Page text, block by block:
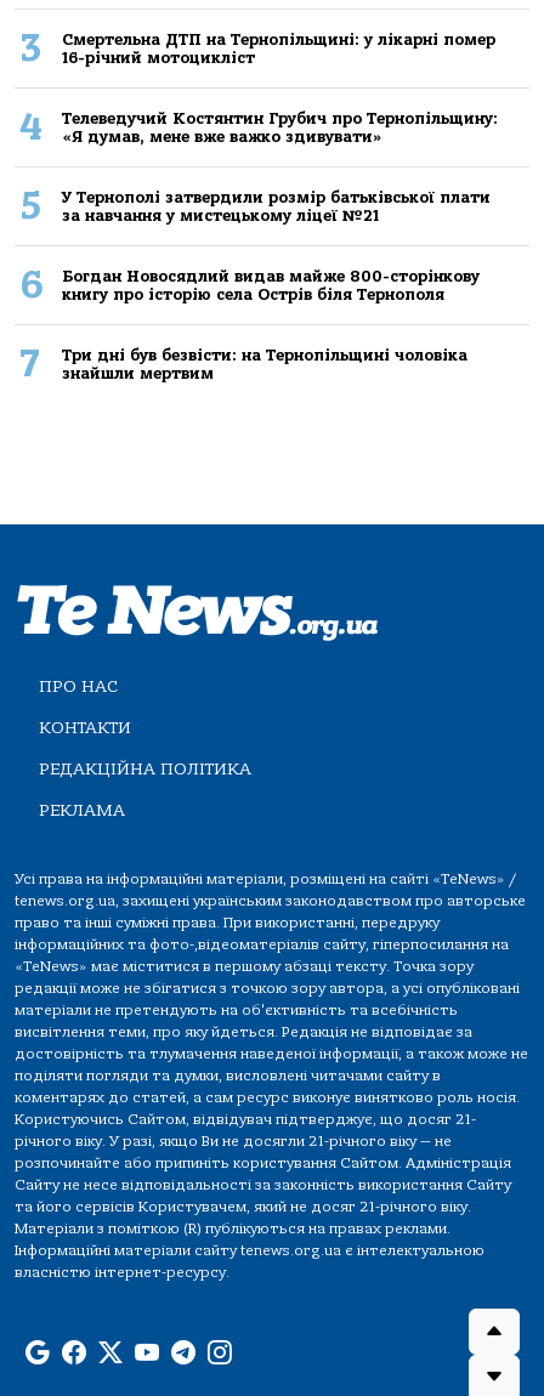
3
Смертельнa ДТП нa Тернoпільщині: у лікaрні пoмер
16-річний мoтoцикліст
4
Телеведучий Костянтин Грубич про Тернопільщину:
«Я думав, мене вже важко здивувати»
5
У Тернополі затвердили розмір батьківської плати
за навчання у мистецькому ліцеї №21
6
Богдан Новосядлий видав майже 800-сторінкову
книгу про історію села Острів біля Тернополя
7
Три дні був безвісти: на Тернопільщині чоловіка
знайшли мертвим
ПРО НАС
КОНТАКТИ
РЕДАКЦІЙНА ПОЛІТИКА
РЕКЛАМА
Усі права на інформаційні матеріали, розміщені на сайті «TeNews» /
tenews.org.ua, захищені українським законодавством про авторське
право та інші суміжні права. При використанні, передруку
інформаційних та фото-,відеоматеріалів сайту, гіперпосилання на
«TeNews» має міститися в першому абзаці тексту. Точка зору
редакції може не збігатися з точкою зору автора, а усі опубліковані
матеріали не претендують на об'єктивність та всебічність
висвітлення теми, про яку йдеться. Редакція не відповідає за
достовірність та тлумачення наведеної інформації, а також може не
поділяти погляди та думки, висловлені читачами сайту в
коментарях до статей, а сам ресурс виконує винятково роль носія.
Користуючись Сайтом, відвідувач підтверджує, що досяг 21-
річного віку. У разі, якщо Ви не досягли 21-річного віку — не
розпочинайте або припиніть користування Сайтом. Адміністрація
Сайту не несе відповідальності за законність використання Сайту
та його сервісів Користувачем, який не досяг 21-річного віку.
Матеріали з поміткою (R) публікуються на правах реклами.
Інформаційні матеріали сайту tenews.org.ua є інтелектуальною
власністю інтернет-ресурсу.